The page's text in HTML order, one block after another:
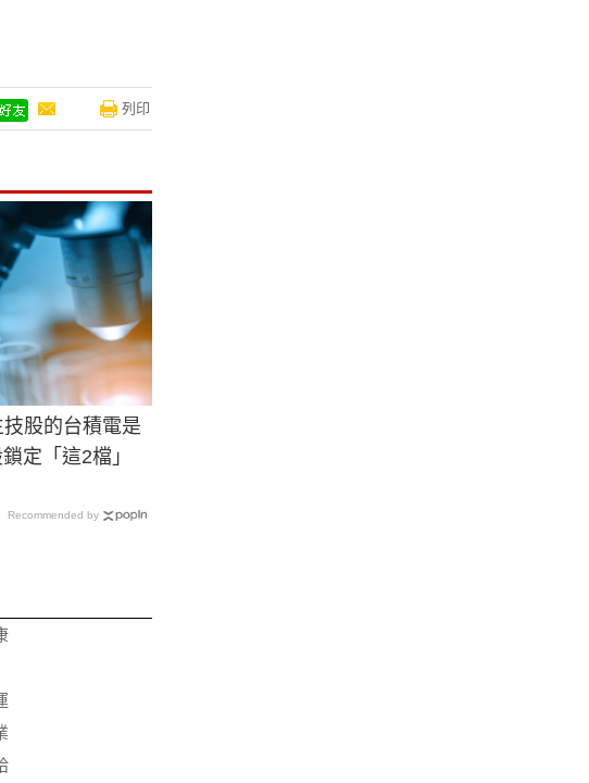
列印
股的台積電是
定「這2檔」
Recommended by